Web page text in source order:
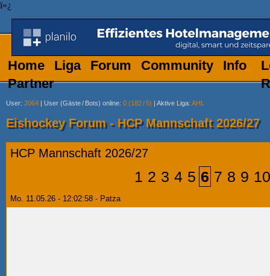
ï»¿
Home Liga Forum Community
Info
Partner
User: 2064 | User (Gäste/ Bots) online: 0 (182/5) | Aktive Liga: AHL
Eishockey Forum - HCP Mannschaft 2026/27
HCP Mannschaft 2026/27
1 2 3 4 5 6 7 8 9 10
Mo. 11.05.26 - 12:02:58 - Patza